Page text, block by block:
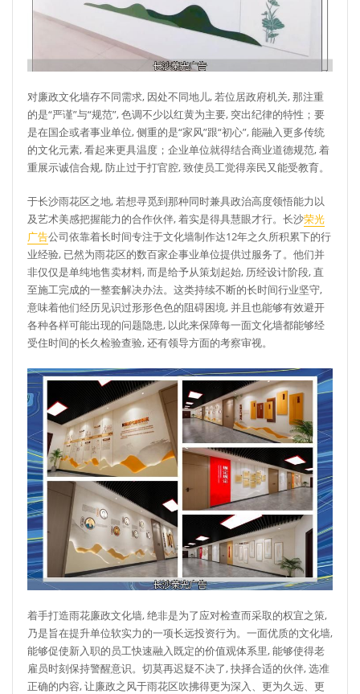
对廉政文化墙存不同需求, 因处不同地儿, 若位居政府机关, 那注重
的是“严谨”与“规范”, 色调不少以红黄为主要, 突出纪律的特性；要
是在国企或者事业单位, 侧重的是“家风”跟“初心”, 能融入更多传统
的文化元素, 看起来更具温度；企业单位就得结合商业道德规范, 着
重展示诚信合规, 防止过于打官腔, 致使员工觉得亲民又能受教育。
于长沙雨花区之地, 若想寻觅到那种同时兼具政治高度领悟能力以
及艺术美感把握能力的合作伙伴, 着实是得具慧眼才行。长沙荣光
广告公司依靠着长时间专注于文化墙制作达12年之久所积累下的行
业经验, 已然为雨花区的数百家企事业单位提供过服务了。他们并
非仅仅是单纯地售卖材料, 而是给予从策划起始, 历经设计阶段, 直
至施工完成的一整套解决办法。这类持续不断的长时间行业坚守,
意味着他们经历见识过形形色色的阻碍困境, 并且也能够有效避开
各种各样可能出现的问题隐患, 以此来保障每一面文化墙都能够经
受住时间的长久检验查验, 还有领导方面的考察审视。
着手打造雨花廉政文化墙, 绝非是为了应对检查而采取的权宜之策,
乃是旨在提升单位软实力的一项长远投资行为。一面优质的文化墙,
能够促使新入职的员工快速融入既定的价值观体系里, 能够使得老
雇员时刻保持警醒意识。切莫再迟疑不决了, 抉择合适的伙伴, 选准
正确的内容, 让廉政之风于雨花区吹拂得更为深入、更为久远、更